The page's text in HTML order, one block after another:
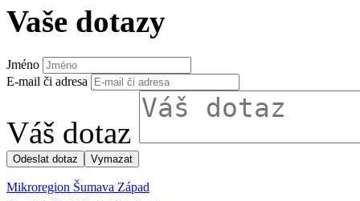
Vaše dotazy
Jméno
E-mail či adresa
Váš dotaz
Mikroregion Šumava Západ